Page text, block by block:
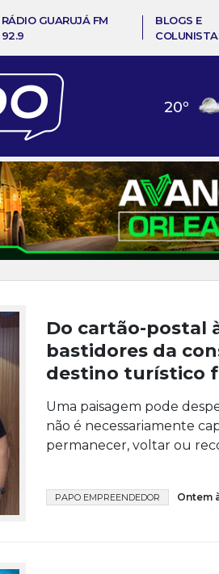
RÁDIO GUARUJÁ FM
92.9
BLOGS E
20º
Do cartão-postal
bastidores da
destino turístico
Uma paisagem pode
não é necessariamente
permanecer, voltar ou
PAPO EMPREENDEDOR Ontem